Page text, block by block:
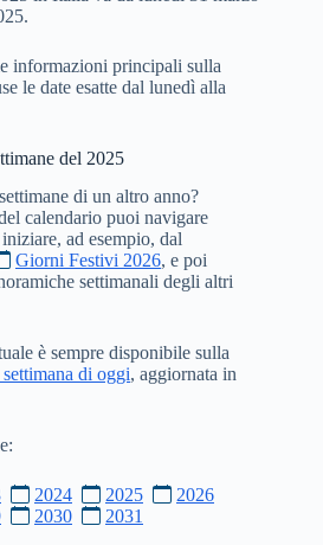
informazioni principali sulla
le date esatte dal lunedì alla
del 2025
di un altro anno?
calendario puoi navigare
ad esempio, dal
Giorni Festivi 2026, e poi
settimanali degli altri
è sempre disponibile sulla
di oggi, aggiornata in
2024 2025
2026
2030 2031